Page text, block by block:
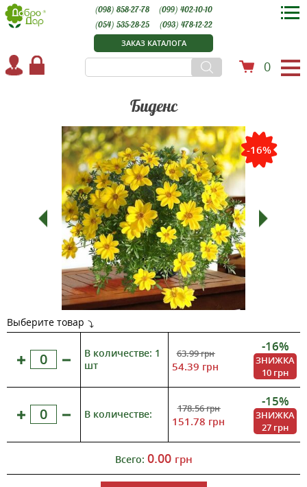
ЗАКАЗ КАТАЛОГА
0
(098) 858-27-78
(099) 402-10-10
(054) 535-28-25
(093) 478-12-22
Биденс
-16%
Выберите товар
В количестве: 1
шт
63.99грн
54.39 грн
-16%
ЗНИЖКА
10 грн
В количестве: 178.56грн
151.78 грн
-15%
ЗНИЖКА
27 грн
Всего: 0.00 грн